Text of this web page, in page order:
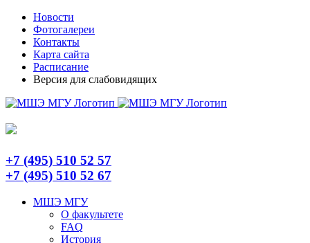
Skip
content
TelegramНовости
Фотогалереи
Контакты
Карта сайта
Расписание
Версия для слабовидящих
+7 (495) 510 52 57
+7 (495) 510 52 67
МШЭ МГУ
О факультете
FAQ
История